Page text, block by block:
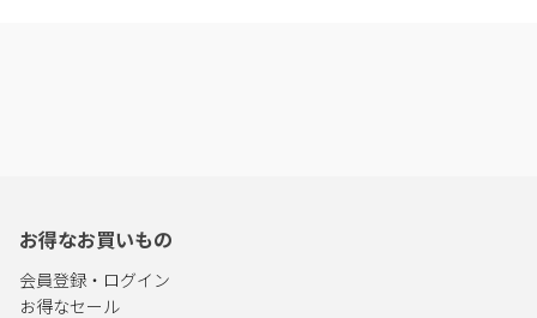
お得なお買いもの
会員登録・ログイン
お得なセール